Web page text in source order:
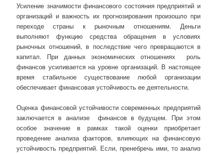
Усиление значимости финансового состояния предприятий и
организаций и важность их прогнозирования произошло при
переходе страны к рыночным отношениям. Деньги
выполняют функцию средства обращения в условиях
рыночных отношений, в последствие чего превращаются в
капитал. При данных экономических отношениях роль
финансов усиливается на уровне организаций. В настоящее
время стабильное существование любой организации
обеспечивает финансовая устойчивость ее деятельности.
Оценка финансовой устойчивости современных предприятий
заключается в анализе финансов в будущем. При этом
особое значение в рамках такой оценки приобретает
проведение анализа факторов, влияющих на финансовую
устойчивость предприятий. Если, пренебречь ими, то анализ